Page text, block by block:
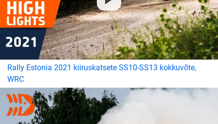
Rally Estonia 2021 kiiruskatsete SS10-SS13 kokkuvõte,
WRC